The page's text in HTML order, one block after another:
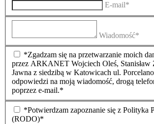
E-mail*
Wiadomość*
*Zgadzam się na przetwarzanie moich
przez ARKANET Wojciech Oleś, Stanisław
Jawna z siedzibą w Katowicach ul.
odpowiedzi na moją wiadomość, drogą
poprzez e-mail.*
*Potwierdzam zapoznanie się z Polityka
(RODO)*